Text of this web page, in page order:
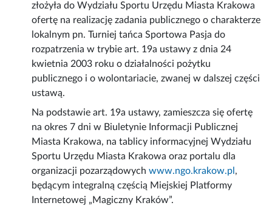
złożyła do Wydziału Sportu Urzędu Miasta Krakowa
ofertę na realizację zadania publicznego o charakterze
lokalnym pn. Turniej tańca Sportowa Pasja do
rozpatrzenia w trybie art. 19a ustawy z dnia 24
kwietnia 2003 roku o działalności pożytku
publicznego i o wolontariacie, zwanej w dalszej części
ustawą.
Na podstawie art. 19a ustawy, zamieszcza się ofertę
na okres 7 dni w Biuletynie Informacji Publicznej
Miasta Krakowa, na tablicy informacyjnej Wydziału
Sportu Urzędu Miasta Krakowa oraz portalu dla
organizacji pozarządowych www.ngo.krakow.pl ,
będącym integralną częścią Miejskiej Platformy
Internetowej „Magiczny Kraków”.